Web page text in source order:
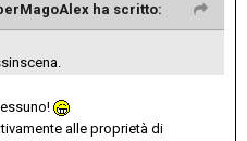
ha scritto:
alle proprietà di